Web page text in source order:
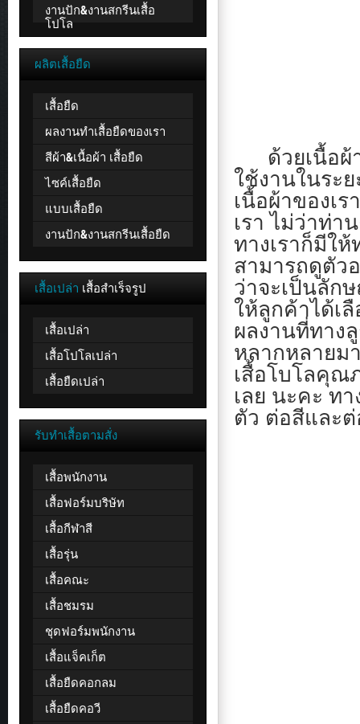
ด้วยเนื้อผ้า
ใช้งานในระ
เนื้อผ้าของเ
เรา ไม่ว่าท่า
ทางเราก็มีใ
สามารถดูตัว
ว่าจะเป็นลัก
ให้ลูกค้าได้เ
ผลงานที่ทาง
หลากหลายม
เสื้อโบโลคุณ
เลย นะคะ ท
ตัว ต่อสีและ
งานปัก&งานสกรีนเสื้อ
โปโล
ผลิตเสื้อยืด
เสื้อยืด
ผลงานทำเสื้อยืดของเรา
สีผ้า&เนื้อผ้า เสื้อยืด
ไซค์เสื้อยืด
แบบเสื้อยืด
งานปัก&งานสกรีนเสื้อยืด
เสื้อเปล่า เสื้อสำเร็จรูป
เสื้อเปล่า
เสื้อโปโลเปล่า
เสื้อยืดเปล่า
รับทำเสื้อตามสั่ง
เสื้อพนักงาน
เสื้อฟอร์มบริษัท
เสื้อกีฬาสี
เสื้อรุ่น
เสื้อคณะ
เสื้อชมรม
ชุดฟอร์มพนักงาน
เสื้อแจ็คเก็ต
เสื้อยืดคอกลม
เสื้อยืดคอวี